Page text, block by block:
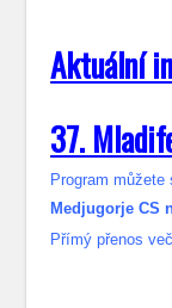
Aktuální
37.
Program
Medjugorje CS
Přímý přenos